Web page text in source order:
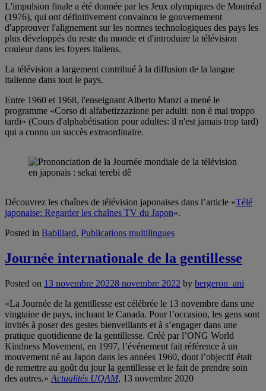
L'impulsion finale a été donnée par les Jeux olympiques de Montréal
(1976), qui ont définitivement convaincu le gouvernement
d'approuver l'alignement sur les normes technologiques des pays les
plus développés du reste du monde et d'introduire la télévision
couleur dans les foyers italiens.
La télévision a largement contribué à la diffusion de la langue
italienne dans tout le pays.
Entre 1960 et 1968, l'enseignant Alberto Manzi a mené le
programme «Corso di alfabetizzazione per adulti: non è mai troppo
tardi» (Cours d'alphabétisation pour adultes: il n'est jamais trop tard)
qui a connu un succès extraordinaire.
Découvrez les chaînes de télévision japonaises dans l’article «Télé
japonaise: Regarder les chaînes TV du Japon».
Posted in Babillard, Publications multilingues
Journée internationale de la gentillesse
Posted on 13 novembre 20228 novembre 2022 by bergeron_ani
«La Journée de la gentillesse est célébrée le 13 novembre dans une
vingtaine de pays, incluant le Canada. Pour l’occasion, les gens sont
invités à poser des gestes bienveillants et à s’engager dans une
pratique quotidienne de la gentillesse. Créé par l’ONG World
Kindness Movement, en 1997, l’événement fait référence à un
mouvement né au Japon dans les années 1960, dont l’objectif était
de remettre au goût du jour la gentillesse et le fait de prendre soin
des autres.» Actualités UQAM, 13 novembre 2020